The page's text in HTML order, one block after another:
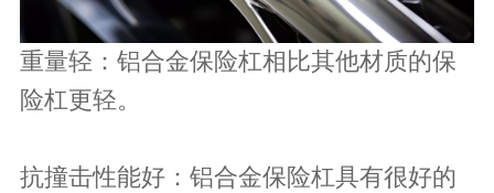
重量轻：铝合金保险杠相比其他材质的保
险杠更轻。
抗撞击性能好：铝合金保险杠具有很好的